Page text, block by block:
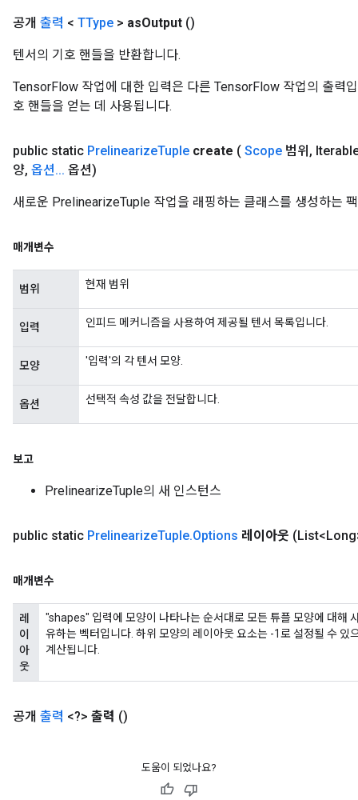
공개 출력 < TType > asOutput ()
텐서의 기호 핸들을 반환합니다.
TensorFlow 작업에 대한 입력은 다른 TensorFlow 작업의 출력
호 핸들을 얻는 데 사용됩니다.
public static PrelinearizeTuple create ( Scope 범위 ,
양, 옵션... 옵션)
새로운 PrelinearizeTuple 작업을 래핑하는 클래스를 생성하는
매개변수
범위 현재 범위
입력 인피드 메커니즘을 사용하여 제공될 텐서 목록입니다.
모양 '입력'의 각 텐서 모양.
옵션 선택적 속성 값을 전달합니다.
보고
PrelinearizeTuple의 새 인스턴스
public static PrelinearizeTuple.Options 레이아웃
매개변수
레
이
아
웃
"shapes" 입력에 모양이 나타나는 순서대로 모든 튜플 모양에 대해
유하는 벡터입니다. 하위 모양의 레이아웃 요소는 -1로 설정될 수 있
계산됩니다.
공개 출력 <?> 출력 ()
도움이 되었나요?